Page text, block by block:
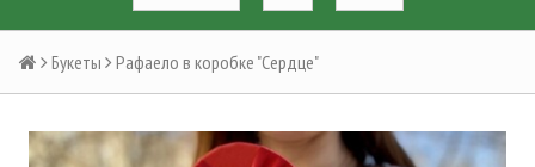
Букеты Рафаело в коробке "Сердце"